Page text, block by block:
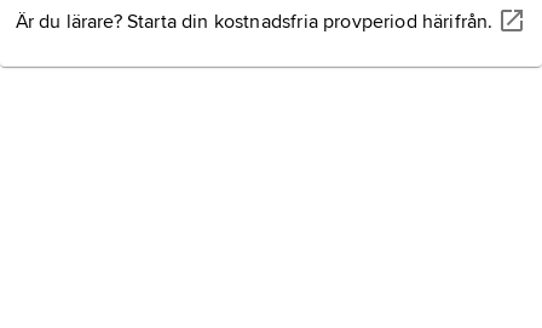
Är du lärare? Starta din kostnadsfria provperiod härifrån.